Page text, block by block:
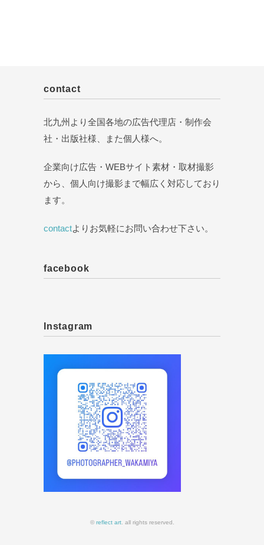
contact
北九州より全国各地の広告代理店・制作会
社・出版社様、また個人様へ。
企業向け広告・WEBサイト素材・取材撮影
から、個人向け撮影まで幅広く対応しており
ます。
contactよりお気軽にお問い合わせ下さい。
facebook
Instagram
© reflect art. all rights reserved.